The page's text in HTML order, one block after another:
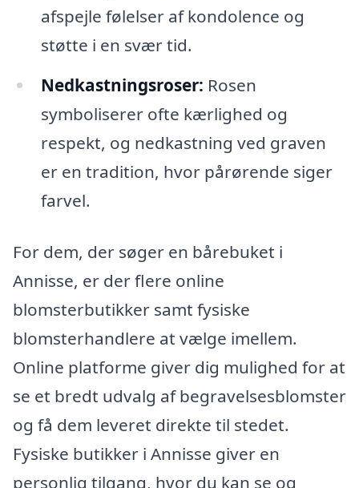
afspejle følelser af kondolence og
støtte i en svær tid.
Nedkastningsroser: Rosen
symboliserer ofte kærlighed og
respekt, og nedkastning ved graven
er en tradition, hvor pårørende siger
farvel.
For dem, der søger en bårebuket i
Annisse, er der flere online
blomsterbutikker samt fysiske
blomsterhandlere at vælge imellem.
Online platforme giver dig mulighed for at
se et bredt udvalg af begravelsesblomster
og få dem leveret direkte til stedet.
Fysiske butikker i Annisse giver en
personlig tilgang, hvor du kan se og